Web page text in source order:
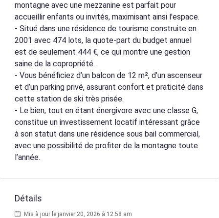
montagne avec une mezzanine est parfait pour
accueillir enfants ou invités, maximisant ainsi l'espace.
- Situé dans une résidence de tourisme construite en
2001 avec 474 lots, la quote-part du budget annuel
est de seulement 444 €, ce qui montre une gestion
saine de la copropriété.
- Vous bénéficiez d’un balcon de 12 m², d’un ascenseur
et d’un parking privé, assurant confort et praticité dans
cette station de ski très prisée.
- Le bien, tout en étant énergivore avec une classe G,
constitue un investissement locatif intéressant grâce
à son statut dans une résidence sous bail commercial,
avec une possibilité de profiter de la montagne toute
l’année.
Détails
Mis à jour le janvier 20, 2026 à 12:58 am